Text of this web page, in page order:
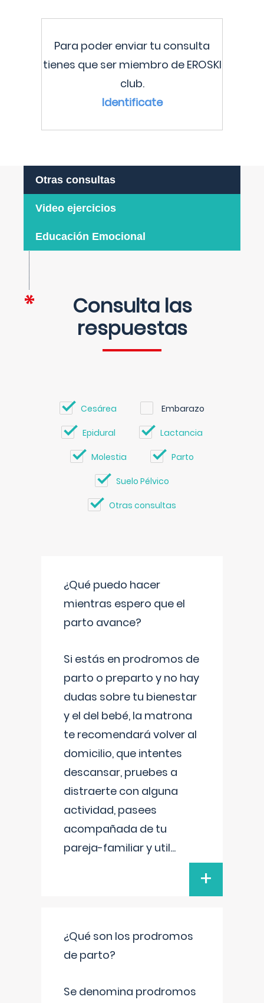
Para poder enviar tu consulta
tienes que ser miembro de EROSKI
club.
Identificate
Otras consultas
Video ejercicios
Educación Emocional
Consulta las
respuestas
Cesárea Embarazo
Epidural Lactancia
Molestia Parto
Suelo Pélvico
Otras consultas
¿Qué puedo hacer
mientras espero que el
parto avance?
Si estás en prodromos de
parto o preparto y no hay
dudas sobre tu bienestar
y el del bebé, la matrona
te recomendará volver al
domicilio, que intentes
descansar, pruebes a
distraerte con alguna
actividad, pasees
acompañada de tu
pareja-familiar y util...
+
¿Qué son los prodromos
de parto?
Se denomina prodromos